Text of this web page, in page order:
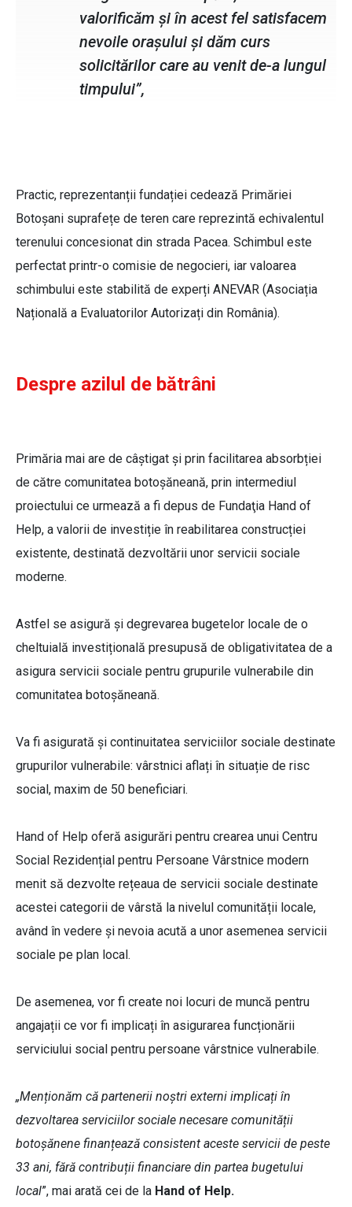
valorificăm și în acest fel satisfacem
nevoile orașului și dăm curs
solicitărilor care au venit de-a lungul
timpului”,
Practic, reprezentanții fundației cedează Primăriei
Botoșani suprafețe de teren care reprezintă echivalentul
terenului concesionat din strada Pacea. Schimbul este
perfectat printr-o comisie de negocieri, iar valoarea
schimbului este stabilită de experți ANEVAR (Asociația
Națională a Evaluatorilor Autorizați din România).
Despre azilul de bătrâni
Primăria mai are de câștigat și prin facilitarea absorbției
de către comunitatea botoșăneană, prin intermediul
proiectului ce urmează a fi depus de Fundaţia Hand of
Help, a valorii de investiție în reabilitarea construcției
existente, destinată dezvoltării unor servicii sociale
moderne.
Astfel se asigură şi degrevarea bugetelor locale de o
cheltuială investițională presupusă de obligativitatea de a
asigura servicii sociale pentru grupurile vulnerabile din
comunitatea botoșăneană.
Va fi asigurată și continuitatea serviciilor sociale destinate
grupurilor vulnerabile: vârstnici aflați în situație de risc
social, maxim de 50 beneficiari.
Hand of Help oferă asigurări pentru crearea unui Centru
Social Rezidențial pentru Persoane Vârstnice modern
menit să dezvolte rețeaua de servicii sociale destinate
acestei categorii de vârstă la nivelul comunității locale,
având în vedere și nevoia acută a unor asemenea servicii
sociale pe plan local.
De asemenea, vor fi create noi locuri de muncă pentru
angajații ce vor fi implicați în asigurarea funcționării
serviciului social pentru persoane vârstnice vulnerabile.
„Menționăm că partenerii noștri externi implicați în
dezvoltarea serviciilor sociale necesare comunității
botoșănene finanțează consistent aceste servicii de peste
33 ani, fără contribuții financiare din partea bugetului
local”, mai arată cei de la Hand of Help.